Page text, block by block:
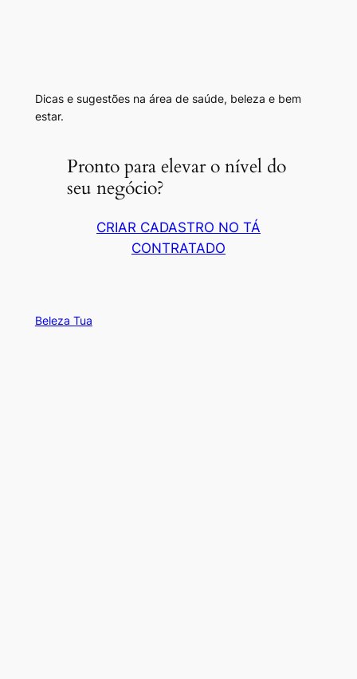
Dicas e sugestões na área de saúde, beleza e bem
estar.
Pronto para elevar o nível do
seu negócio?
CRIAR CADASTRO NO TÁ
CONTRATADO
Beleza Tua